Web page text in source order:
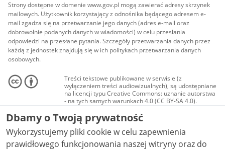
Strony dostępne w domenie www.gov.pl mogą zawierać adresy skrzynek
mailowych. Użytkownik korzystający z odnośnika będącego adresem e-
mail zgadza się na przetwarzanie jego danych (adres e-mail oraz
dobrowolnie podanych danych w wiadomości) w celu przesłania
odpowiedzi na przesłane pytania. Szczegóły przetwarzania danych przez
każdą z jednostek znajdują się w ich politykach przetwarzania danych
osobowych.
Treści tekstowe publikowane w serwisie (z
wyłączeniem treści audiowizualnych), są udostępniane
na licencji typu Creative Commons: uznanie autorstwa
- na tych samych warunkach 4.0 (CC BY-SA 4.0).
Materiały audiowizualne, w tym zdjęcia, materiały
audio i wideo, są udostępniane na licencji typu
Creative Commons: uznanie autorstwa użycie
niekomercyjne - bez utworów zależnych 4.0 (CC BY-
NC-ND 4.0), o ile nie jest to stwierdzone inaczej.
Dbamy o Twoją prywatność
Wykorzystujemy pliki cookie w celu zapewnienia
prawidłowego funkcjonowania naszej witryny oraz do